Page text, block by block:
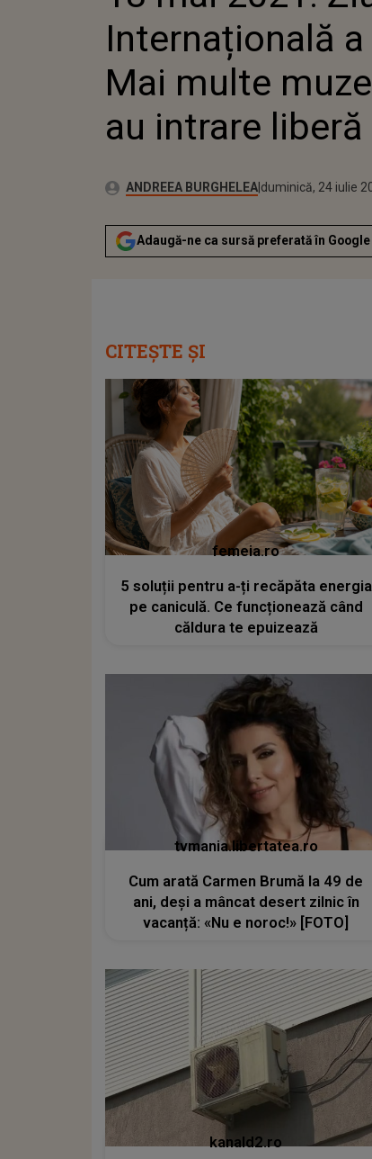
Internațională
Mai multe
au intrare liberă
Autor:ANDREEA BURGHELEAPublicat:
marți, 18 mai 2021
Actualizat:
duminică, 24 iulie
Adaugă-ne ca sursă preferată în Google
CITEȘTE ȘI
femeia.ro
5 soluții pentru a-ți recăpăta energia
pe caniculă. Ce funcționează când
căldura te epuizează
tvmania.libertatea.ro
Cum arată Carmen Brumă la 49 de
ani, deși a mâncat desert zilnic în
vacanță: «Nu e noroc!» [FOTO]
kanald2.ro